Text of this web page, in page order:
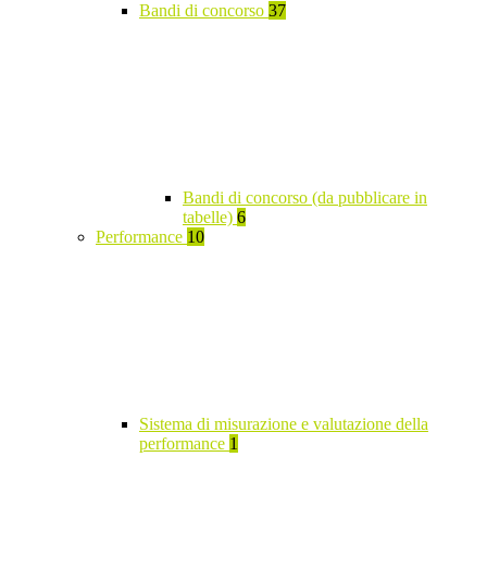
Bandi di concorso 37
Bandi di concorso (da pubblicare in
tabelle) 6
Performance 10
Sistema di misurazione e valutazione della
performance 1